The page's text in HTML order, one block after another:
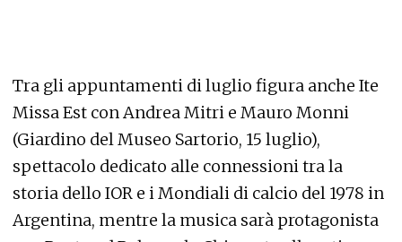
Tra gli appuntamenti di luglio figura anche Ite
Missa Est con Andrea Mitri e Mauro Monni
(Giardino del Museo Sartorio, 15 luglio),
spettacolo dedicato alle connessioni tra la
storia dello IOR e i Mondiali di calcio del 1978 in
Argentina, mentre la musica sarà protagonista